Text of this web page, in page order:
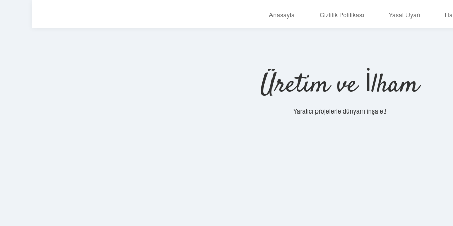
Anasayfa Gizlilik Politikası Yasal Uyarı
Üretim ve İlham
Yaratıcı projelerle dünyanı inşa et!